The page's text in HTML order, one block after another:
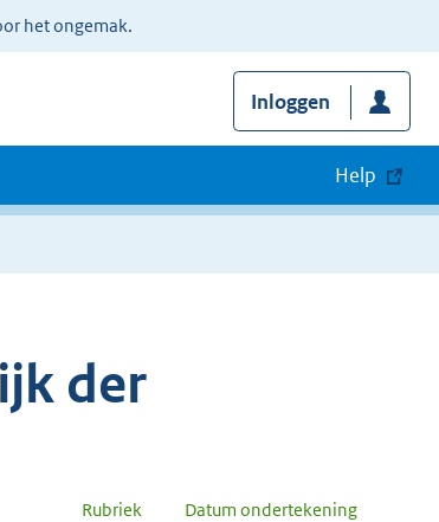
het ongemak.
Inloggen
Help
der
Rubriek Datum ondertekening